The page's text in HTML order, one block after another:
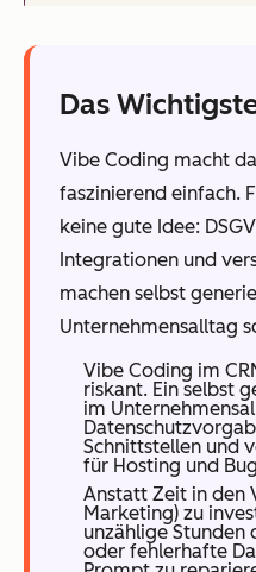
Das
Vibe Coding macht
faszinierend einfach.
keine gute Idee:
Integrationen und
machen selbst
Unternehmensalltag
Vibe Coding im
riskant. Ein selbst
im
Schnittstellen und
für Hosting und
Anstatt Zeit in den
Marketing) zu
unzählige Stunden
oder fehlerhafte